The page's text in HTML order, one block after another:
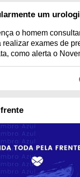
um
o homem
realizar exames de
como alerta o